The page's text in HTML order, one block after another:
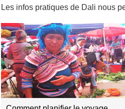
Les infos pratiques de Dali nous